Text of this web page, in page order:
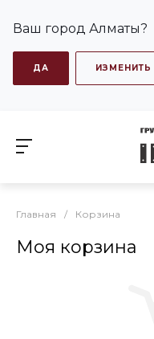
Ваш город Алматы?
ДА ИЗМЕНИТЬ
Главная / Корзина
Моя корзина